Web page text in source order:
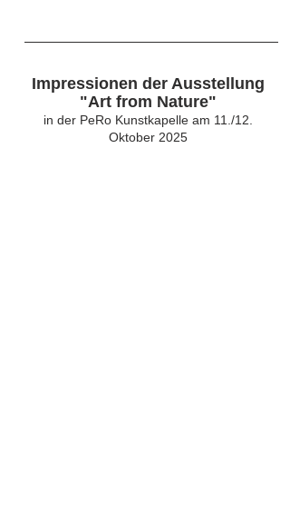
Impressionen der Ausstellung
"Art from Nature"
in der PeRo Kunstkapelle am 11./12.
Oktober 2025